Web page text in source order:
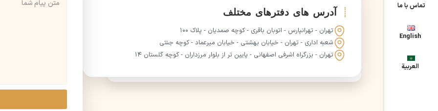
تماس با ما
English
العربية
آدرس های دفترهای مختلف
تهران - تهرانپارس - اتوبان باقری - کوچه صمدیان - پلاک ۱۰۰
شعبه اداری - تهران - خیابان بهشتی - خیابان میرعماد - کوچه جنتی
تهران - بزرگراه اشرفی اصفهانی - پایین تر از بلوار مرزداران - کوچه گلستان ۱۴